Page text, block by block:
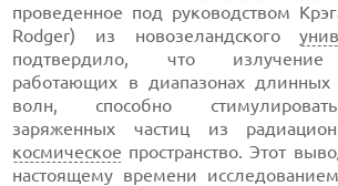
проведенное под руководством
Rodger) из новозеландского
подтвердило, что
работающих в диапазонах
волн, способно
заряженных частиц из
космическое пространство. Этот
настоящему времени